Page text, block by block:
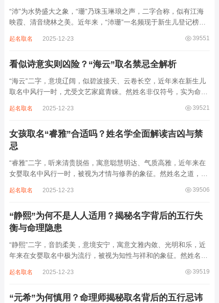
“沛”为水势盛大之象，“珊”乃珠玉琳琅之声，二字合称，似有江海
映霞、清音绕林之美。近年来，“沛珊”一名频现于新生儿登记榜
雅符号，实为命理五行流转之枢纽。一字之选，关乎气场平衡。沛
39551
起名取名 2025-12-23
看似诗意实则凶险？“海云”取名禁忌全解析
“海云”二字，意境辽阔，似碧波接天、云卷长空，近年来在新生儿
取名中风行一时，尤受文艺家庭青睐。然姓名非仅符号，实为命局
滔天，木浮无根，阴气过重，易致意志不坚、事业漂泊、健康受
39521
起名取名 2025-12-23
女孩取名“睿雅”合适吗？姓名学全面解读吉凶与禁
忌
“睿雅”二字，听来清贵脱俗，寓意聪慧明达、气质高雅，近年来在
女婴取名中风行一时，被视为才情与修养的象征。然姓名之道，贵
增心力。细察“睿雅”之局，实藏金水成势、火土受制之患，若不顾
39506
起名取名 2025-12-23
“静熙”为何不是人人适用？揭秘名字背后的五行失
衡与命理隐患
“静熙”二字，音韵柔美，意境安宁，寓意文雅内敛、光明和乐，近
年来在女婴取名中极为流行，被视为知性与祥和的象征。然姓名命
象，实藏金水偏寒、火气受制之弊，若不顾八字强弱，盲目套用，
39519
起名取名 2025-12-23
“元希”为何慎用？命理师揭秘取名背后的五行忌讳